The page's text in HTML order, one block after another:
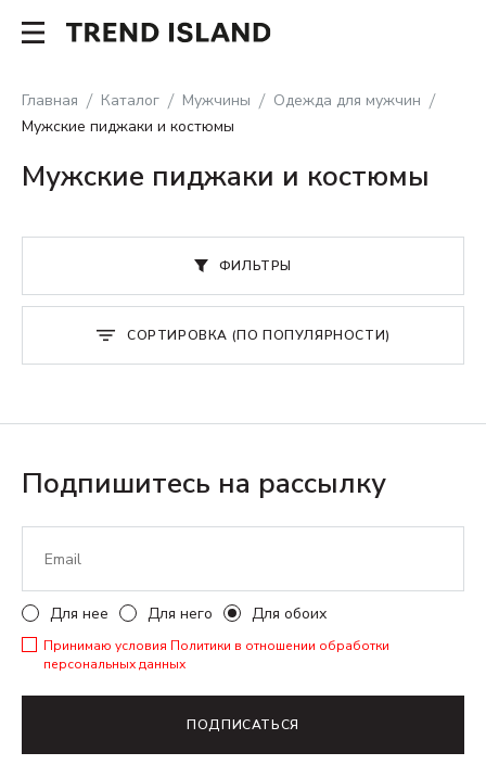
Главная Каталог Мужчины
Одежда для мужчин
Мужские пиджаки и костюмы
Мужские пиджаки и костюмы
ФИЛЬТРЫ
СОРТИРОВКА (ПО ПОПУЛЯРНОСТИ)
Подпишитесь на рассылку
Для нее Для него Для обоих
Принимаю условия Политики в отношении обработки
персональных данных
ПОДПИСАТЬСЯ